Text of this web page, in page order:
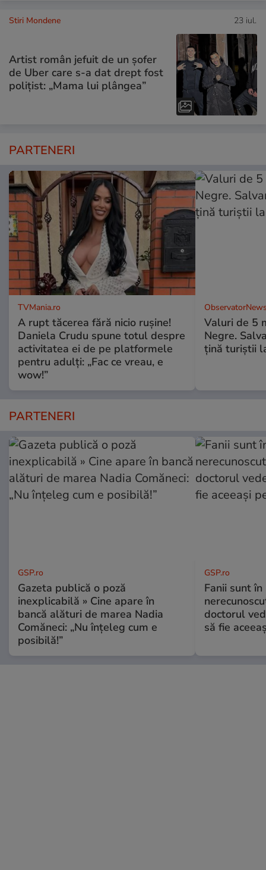
Stiri Mondene 23 iul.
Artist român jefuit de un șofer
de Uber care s-a dat drept fost
polițist: „Mama lui plângea”
PARTENERI
TVMania.ro
A rupt tăcerea fără nicio rușine!
Daniela Crudu spune totul despre
activitatea ei de pe platformele
pentru adulți: „Fac ce vreau, e
wow!”
Valuri de 5
Negre.
ţină turiştii
PARTENERI
GSP.ro
Gazeta publică o poză
inexplicabilă » Cine apare în
bancă alături de marea Nadia
Comăneci: „Nu înțeleg cum e
posibilă!”
GSP.ro
Fanii sunt în
doctorul
să fie